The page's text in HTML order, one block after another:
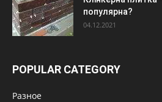
популярна?
04.12.2021
POPULAR CATEGORY
Разное